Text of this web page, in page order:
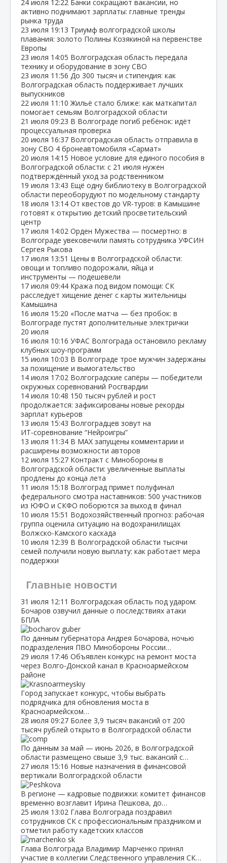
24 июля 12:22 Банки сокращают вакансии, но
активно поднимают зарплаты: главные тренды
рынка труда
23 июля 19:13 Триумф волгоградской школы
плавания: золото Полины Козякиной на первенстве
Европы
23 июля 14:05 Волгоградская область передала
технику и оборудование в зону СВО
23 июля 11:56 До 300 тысяч и стипендия: как
Волгоградская область поддерживает лучших
выпускников
22 июля 11:10 Жильё стало ближе: как маткапитал
помогает семьям Волгоградской области
21 июля 09:23 В Волгограде погиб ребёнок: идёт
процессуальная проверка
20 июля 16:37 Волгоградская область отправила в
зону СВО 4 бронеавтомобиля «Сармат»
20 июля 14:15 Новое условие для единого пособия в
Волгоградской области: с 21 июля нужен
подтверждённый уход за родственником
19 июля 13:43 Ещё одну библиотеку в Волгоградской
области переоборудуют по модельному стандарту
18 июля 13:14 От квестов до VR‑туров: в Камышине
готовят к открытию детский просветительский
центр
17 июля 14:02 Орден Мужества — посмертно: в
Волгограде увековечили память сотрудника УФСИН
Сергея Рыкова
17 июля 13:51 Цены в Волгоградской области:
овощи и топливо подорожали, яйца и
инструменты — подешевели
17 июля 09:44 Кража под видом помощи: СК
расследует хищение денег с карты жительницы
Камышина
16 июля 15:20 «После матча — без пробок: в
Волгограде пустят дополнительные электрички
20 июля
16 июля 10:16 УФАС Волгограда остановило рекламу
клубных шоу‑программ
15 июля 10:03 В Волгограде трое мужчин задержаны
за похищение и вымогательство
14 июля 17:02 Волгоградские сапёры — победители
окружных соревнований Росгвардии
14 июля 10:48 150 тысяч рублей и рост
продолжается: зафиксированы новые рекорды
зарплат курьеров
13 июля 15:43 Волгоградцев зовут на
ИТ‑соревнование “Нейроигры”
13 июля 11:34 В МАХ запущены комментарии и
расширены возможности авторов
12 июля 15:27 Контракт с Минобороны в
Волгоградской области: увеличенные выплаты
продлены до конца лета
11 июля 15:18 Волгоград примет полуфинал
федерального смотра наставников: 500 участников
из ЮФО и СКФО поборются за выход в финал
10 июля 15:51 Водохозяйственный прогноз: рабочая
группа оценила ситуацию на водохранилищах
Волжско‑Камского каскада
10 июля 12:39 В Волгоградской области тысячи
семей получили новую выплату: как работает мера
поддержки
Главные новости
31 июля 12:11 Волгоградская область под ударом:
Бочаров озвучил данные о последствиях атаки
БПЛА
По данным губернатора Андрея Бочарова, ночью
подразделения ПВО Минобороны России…
29 июля 17:46 Объявлен конкурс на ремонт моста
через Волго‑Донской канал в Красноармейском
районе
Город запускает конкурс, чтобы выбрать
подрядчика для обновления моста в
Красноармейском…
28 июля 09:27 Более 3,9 тысяч вакансий от 200
тысяч рублей открыто в Волгоградской области
По данным за май — июнь 2026, в Волгоградской
области размещено свыше 3,9 тыс. вакансий с…
27 июля 15:16 Новые назначения в финансовой
вертикали Волгоградской области
В регионе — кадровые подвижки: комитет финансов
временно возглавит Ирина Пешкова, до…
25 июля 13:02 Глава Волгограда поздравил
сотрудников СК с профессиональным праздником и
отметил работу кадетских классов
Глава Волгограда Владимир Марченко принял
участие в коллегии Следственного управления СК…